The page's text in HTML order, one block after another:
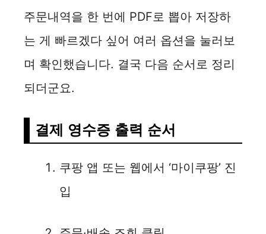
주문내역을 한 번에 PDF로 뽑아 저장하
는 게 빠르겠다 싶어 여러 옵션을 눌러보
며 확인했습니다. 결국 다음 순서로 정리
되더군요.
결제 영수증 출력 순서
쿠팡 앱 또는 웹에서 ‘마이쿠팡’ 진
입